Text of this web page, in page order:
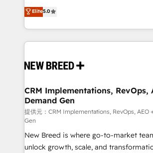
の一部をAIが自律実行する組織への移行
Breeze・Claude等をHubSpotと連携さ
革を、構想から実装・定着までPMOとし
の統合・浸透・変革管理を実行します。 ▸ CMS戦略設
計・構築：リード獲得・CVR・SEOを前
計・導線設計・テンプレート設計を
提供。 ▸ 既存CRM・MAからの移行支援
Marketo・Pardot等からの移行、カスタ
データ移行と活用設計まで。 ▸ AEO対応
into a revenue engine. Our unified
includes specialized divisions Globalia
Software) and Point Success Media
making this the official home for all
and system integrations powered by
trainers to drive platform adoption. 📈 Revenue
Generation - Full-funnel marketing and high-
performance advertising via Point
Expert deployment of Breeze AI and
to automate growth. 🏆 Elite Excellence - 8 platform
accreditations and deep HIPAA-
Elite5.0
CRM Implementations, RevOps,
Demand Gen
提供元：CRM Implementations, RevOps, AEO
Gen
New Breed is where go-to-market
unlock growth, scale, and